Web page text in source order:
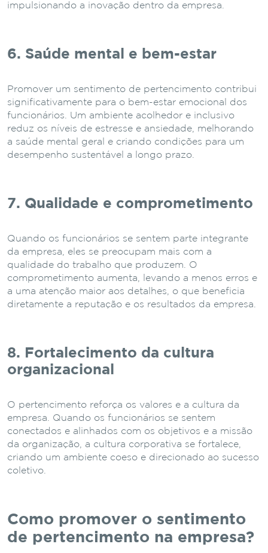
impulsionando a inovação dentro da empresa.
6. Saúde mental e bem-estar
Promover um sentimento de pertencimento contribui
significativamente para o bem-estar emocional dos
funcionários. Um ambiente acolhedor e inclusivo
reduz os níveis de estresse e ansiedade, melhorando
a saúde mental geral e criando condições para um
desempenho sustentável a longo prazo.
7. Qualidade e comprometimento
Quando os funcionários se sentem parte integrante
da empresa, eles se preocupam mais com a
qualidade do trabalho que produzem. O
comprometimento aumenta, levando a menos erros e
a uma atenção maior aos detalhes, o que beneficia
diretamente a reputação e os resultados da empresa.
8. Fortalecimento da cultura
organizacional
O pertencimento reforça os valores e a cultura da
empresa. Quando os funcionários se sentem
conectados e alinhados com os objetivos e a missão
da organização, a cultura corporativa se fortalece,
criando um ambiente coeso e direcionado ao sucesso
coletivo.
Como promover o sentimento
de pertencimento na empresa?